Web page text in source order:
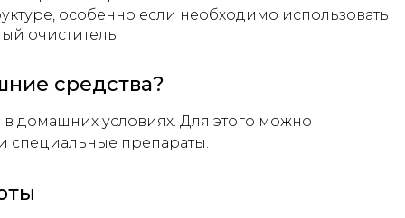
особенно если необходимо использовать
очиститель.
средства?
домашних условиях. Для этого можно
специальные препараты.